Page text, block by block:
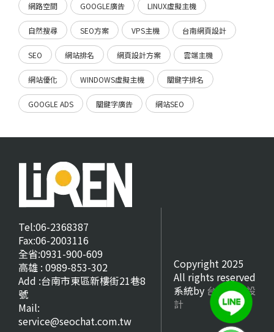
網路空間 GOOGLE廣告 LINUX虛擬主機
自然搜尋 SEO方案 VPS主機 台南網頁設計
SEO 網站排名 網頁設計方案 雲端主機
網站優化 WINDOWS虛擬主機 關鍵字排名
GOOGLE ADS 關鍵字廣告 網站SEO
Tel:06-2368387
Fax:06-2003116
全省:0931-900-609
高雄 : 0989-853-302
Add :台南市東區新樓街21巷8
號
Mail:
service@seochat.com.tw
Copyright 2025
All rights reserved
系統by 台南網頁設
計